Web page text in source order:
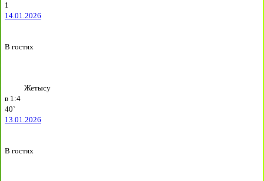
1
14.01.2026
В гостях
Жетысу
в 1:4
40`
13.01.2026
В гостях